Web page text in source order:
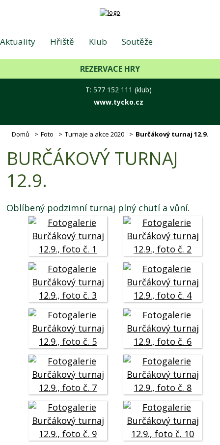
Aktuality Hřiště Klub Soutěže
Foto Hotel - Lázně Kontakt
REZERVACE HRY
T: 577 152 111 (klub)
www.tycko.cz
Domů Foto Turnaje a akce 2020 Burčákový turnaj 12.9.
BURČÁKOVÝ TURNAJ
12.9.
Oblíbený podzimní turnaj plný chutí a vůní.